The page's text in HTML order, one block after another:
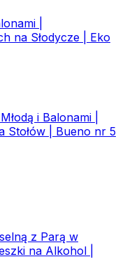
|
na Słodycze | Eko
i Balonami |
Stołów | Bueno nr 5
z Parą w
na Alkohol |